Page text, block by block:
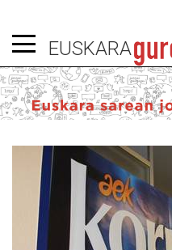
EUSKARA